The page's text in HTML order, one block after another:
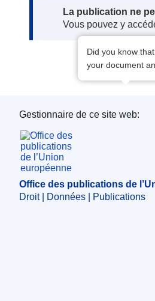
Note:
La publication ne
Vous pouvez y
Did you know
your document
Office des publications de
Gestionnaire de ce site web:
Office des publications de
Droit | Données | Publications